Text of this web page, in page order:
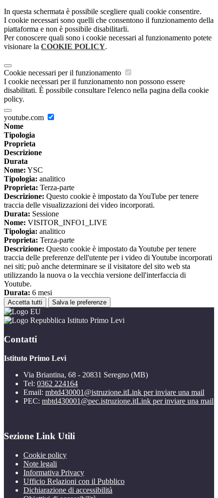
In questa schermata è possibile scegliere quali cookie consentire.
I cookie necessari sono quelli che consentono il funzionamento della
piattaforma e non è possibile disabilitarli.
Per conoscere quali sono i cookie necessari al funzionamento potete
visionare la COOKIE POLICY.
Cookie necessari per il funzionamento
I cookie necessari per il funzionamento non possono essere
disabilitati. È possibile consultare l'elenco nella pagina della cookie
policy.
youtube.com
Nome
Tipologia
Proprieta
Descrizione
Durata
Nome: YSC
Tipologia: analitico
Proprieta: Terza-parte
Descrizione: Questo cookie è impostato da YouTube per tenere
traccia delle visualizzazioni dei video incorporati.
Durata: Sessione
Nome: VISITOR_INFO1_LIVE
Tipologia: analitico
Proprieta: Terza-parte
Descrizione: Questo cookie è impostato da Youtube per tenere
traccia delle preferenze dell'utente per i video di Youtube incorporati
nei siti; può anche determinare se il visitatore del sito web sta
utilizzando la nuova o la vecchia versione dell'interfaccia di
Youtube.
Durata: 6 mesi
Accetta tutti Salva le preferenze
Istituto Primo Levi
Contatti
Istituto Primo Levi
Via Briantina, 68 - 20831 Seregno (MB)
Tel: 0362 224164
Email: mbtd430001@istruzione.itLink per inviare una mail
PEC: mbtd430001@pec.istruzione.itLink per inviare una mail
Sezione Link Utili
Cookie policy
Note legali
Informativa Privacy
Ufficio Relazioni con il Pubblico
Dichiarazione di accessibilità